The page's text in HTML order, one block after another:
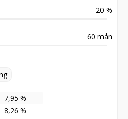
och med ett räntebärande
vi mer och hittar den
av din nya MC/MX
eller Bilsport MC.
vänligen kontakta
20 %
60 mån
7,95 %
8,26 %